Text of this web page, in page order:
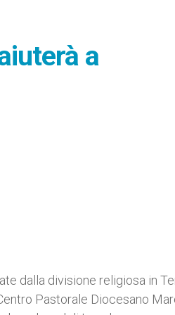
a
dalla divisione religiosa in
Pastorale Diocesano